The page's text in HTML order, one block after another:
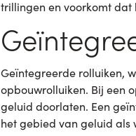
trillingen en voorkomt
Geïntegreerde rolluiken,
opbouwrolluiken. Bij een
geluid doorlaten. Een
het gebied van geluid als